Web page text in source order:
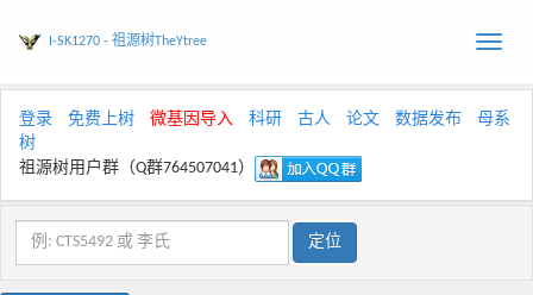
Toggle
I-SK1270 - 祖源树TheYtree
登录 免费上树 微基因导入 科研 古人 论文 数据发布
母系
树
祖源树用户群（Q群764507041）